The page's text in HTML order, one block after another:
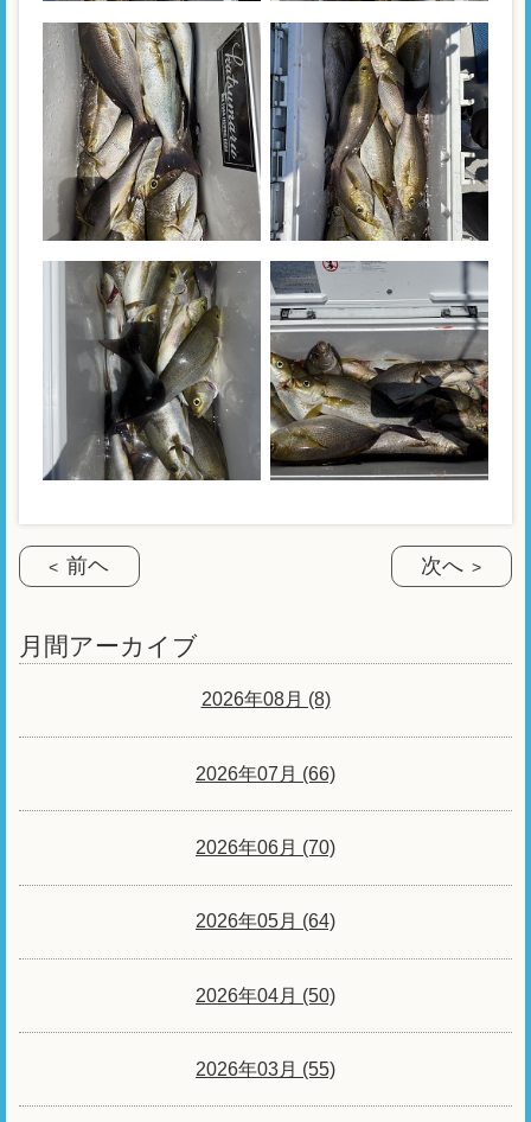
前ヘ 次へ
月間アーカイブ
2026年08月 (8)
2026年07月 (66)
2026年06月 (70)
2026年05月 (64)
2026年04月 (50)
2026年03月 (55)